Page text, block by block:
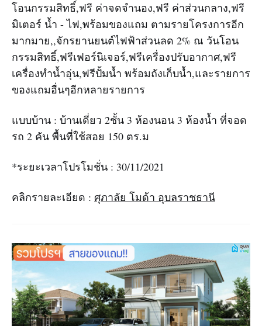
โอนกรรมสิทธิ์,ฟรี ค่าจดจำนอง,ฟรี ค่าส่วนกลาง,ฟรี
มิเตอร์ น้ำ - ไฟ,พร้อมของแถม ตามรายโครงการอีก
มากมาย,,จักรยานยนต์ไฟฟ้าส่วนลด 2% ณ วันโอน
กรรมสิทธิ์,ฟรีเฟอร์นิเจอร์,ฟรีเครื่องปรับอากาศ,ฟรี
เครื่องทำน้ำอุ่น,ฟรีปั้มน้ำ พร้อมถังเก็บน้ำ,และรายการ
ของแถมอื่นๆอีกหลายรายการ
แบบบ้าน : บ้านเดี่ยว 2ชั้น 3 ห้องนอน 3 ห้องน้ำ ที่จอด
รถ 2 คัน พื้นที่ใช้สอย 150 ตร.ม
*ระยะเวลาโปรโมชั่น : 30/11/2021
คลิกรายละเอียด : ศุภาลัย โมด้า อุบลราชธานี